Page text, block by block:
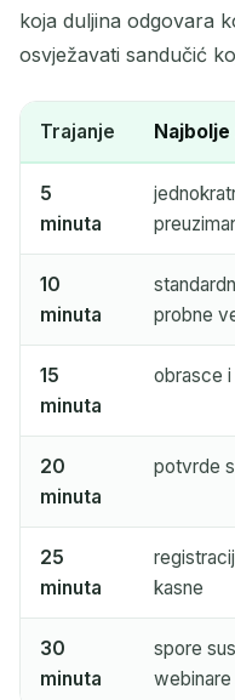
koja duljina odgovara
osvježavati sandučić
Trajanje Najbolje
5
minuta
10
minuta
probne
15
minuta
obrasce
20
minuta
potvrde
25
minuta
kasne
30
minuta
spore
webinare